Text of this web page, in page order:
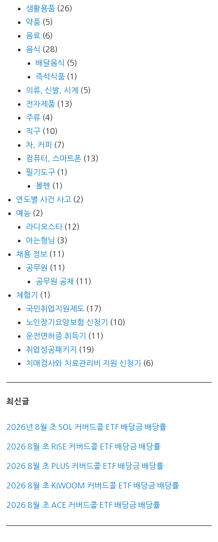
생활용품 (26)
약품 (5)
음료 (6)
음식 (28)
배달음식 (5)
즉석식품 (1)
의류, 신발, 시계 (5)
전자제품 (13)
주류 (4)
직구 (10)
차, 커피 (7)
컴퓨터, 스마트폰 (13)
필기도구 (1)
볼펜 (1)
연도별 사건 사고 (2)
예능 (2)
라디오스타(12)
아는형님 (3)
채용 정보 (11)
공무원 (11)
공무원 공채 (11)
체험기
(1)
국민취업지원제도 (17)
노인장기요양보험 신청기
(10)
운전면허증 취득기
(11)
취업성공패키지
(19)
치매검사와 치료관리비 지원 신청기
(6)
최신글
2026년 8월 초 SOL 커버드콜 ETF 배당금 배당률
2026 8월 초 RISE 커버드콜 ETF 배당금 배당률
2026 8월 초 PLUS 커버드콜 ETF 배당금 배당률
2026 8월 초 KIWOOM 커버드콜 ETF 배당금 배당률
2026 8월 초 ACE 커버드콜 ETF 배당금 배당률